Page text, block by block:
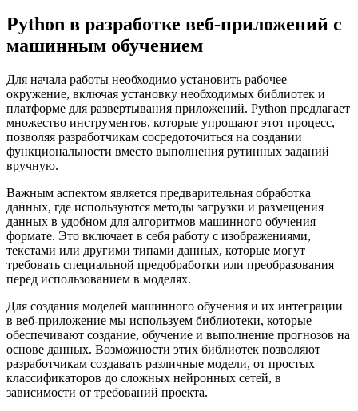
Python в разработке веб-приложений с
машинным обучением
Для начала работы необходимо установить рабочее
окружение, включая установку необходимых библиотек и
платформе для развертывания приложений. Python предлагает
множество инструментов, которые упрощают этот процесс,
позволяя разработчикам сосредоточиться на создании
функциональности вместо выполнения рутинных заданий
вручную.
Важным аспектом является предварительная обработка
данных, где используются методы загрузки и размещения
данных в удобном для алгоритмов машинного обучения
формате. Это включает в себя работу с изображениями,
текстами или другими типами данных, которые могут
требовать специальной предобработки или преобразования
перед использованием в моделях.
Для создания моделей машинного обучения и их интеграции
в веб-приложение мы используем библиотеки, которые
обеспечивают создание, обучение и выполнение прогнозов на
основе данных. Возможности этих библиотек позволяют
разработчикам создавать различные модели, от простых
классификаторов до сложных нейронных сетей, в
зависимости от требований проекта.